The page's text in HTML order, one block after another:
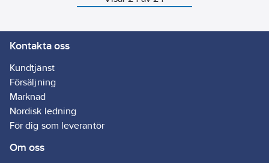
fall i planet mot
levereras komplett
Kontakta oss
Kundtjänst
Försäljning
Marknad
Nordisk ledning
För dig som leverantör
Om oss